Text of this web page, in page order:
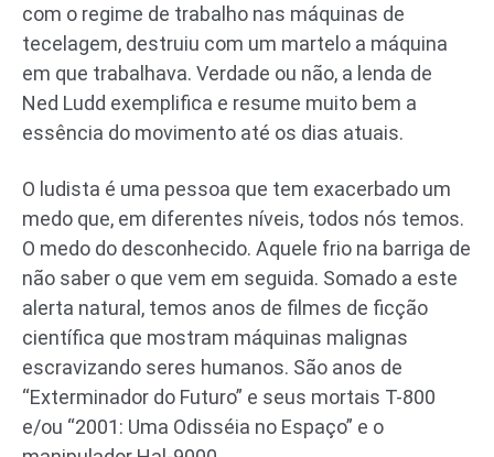
com o regime de trabalho nas máquinas de
tecelagem, destruiu com um martelo a máquina
em que trabalhava. Verdade ou não, a lenda de
Ned Ludd exemplifica e resume muito bem a
essência do movimento até os dias atuais.
O ludista é uma pessoa que tem exacerbado um
medo que, em diferentes níveis, todos nós temos.
O medo do desconhecido. Aquele frio na barriga de
não saber o que vem em seguida. Somado a este
alerta natural, temos anos de filmes de ficção
científica que mostram máquinas malignas
escravizando seres humanos. São anos de
“Exterminador do Futuro” e seus mortais T-800
e/ou “2001: Uma Odisséia no Espaço” e o